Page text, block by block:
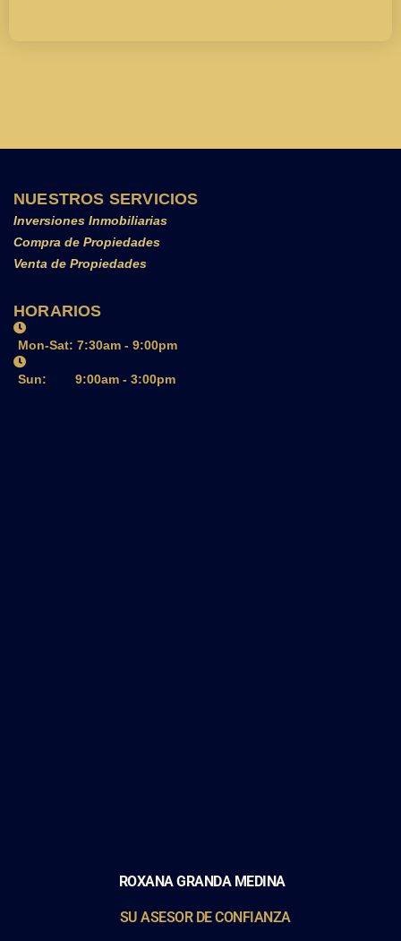
NUESTROS SERVICIOS
Inversiones Inmobiliarias
Compra de Propiedades
Venta de Propiedades
HORARIOS
Mon-Sat: 7:30am - 9:00pm
Sun: 9:00am - 3:00pm
ROXANA GRANDA MEDINA
SU ASESOR DE CONFIANZA